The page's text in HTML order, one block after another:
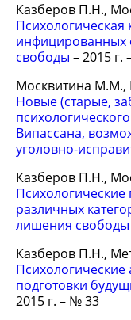
Казберов П.Н.,
инфицированных
свободы – 2015 г.
Москвитина
Новые (старые,
Випассана,
уголовно-
Казберов П.Н.,
различных
лишения свободы
Казберов П.Н.,
Психологические
подготовки
2015 г. – № 33